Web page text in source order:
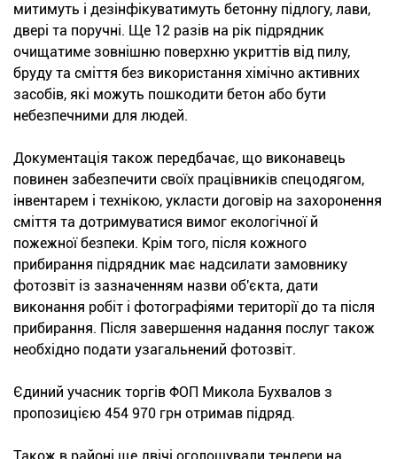
митимуть і дезінфікуватимуть бетонну підлогу, лави,
двері та поручні. Ще 12 разів на рік підрядник
очищатиме зовнішню поверхню укриттів від пилу,
бруду та сміття без використання хімічно активних
засобів, які можуть пошкодити бетон або бути
небезпечними для людей.
Документація також передбачає, що виконавець
повинен забезпечити своїх працівників спецодягом,
інвентарем і технікою, укласти договір на захоронення
сміття та дотримуватися вимог екологічної й
пожежної безпеки. Крім того, після кожного
прибирання підрядник має надсилати замовнику
фотозвіт із зазначенням назви об'єкта, дати
виконання робіт і фотографіями території до та після
прибирання. Після завершення надання послуг також
необхідно подати узагальнений фотозвіт.
Єдиний учасник торгів ФОП Микола Бухвалов з
пропозицією 454 970 грн отримав підряд.